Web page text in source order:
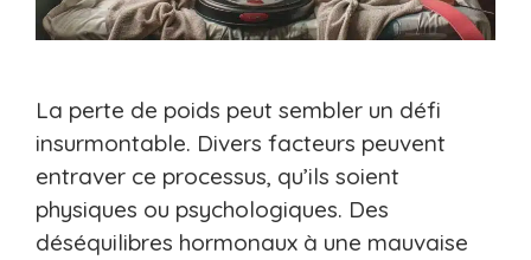
La perte de poids peut sembler un défi
insurmontable. Divers facteurs peuvent
entraver ce processus, qu’ils soient
physiques ou psychologiques. Des
déséquilibres hormonaux à une mauvaise